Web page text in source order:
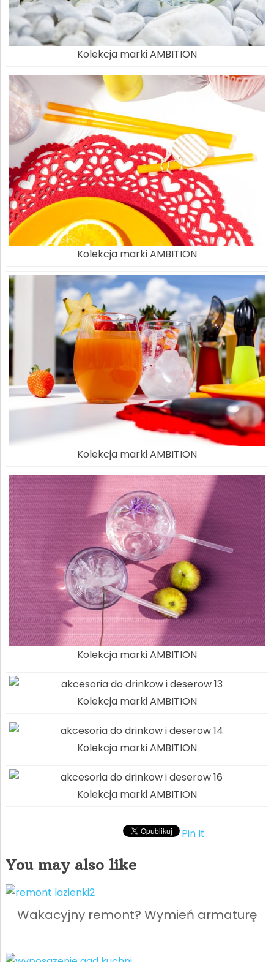
Kolekcja marki AMBITION
Kolekcja marki AMBITION
Kolekcja marki AMBITION
Kolekcja marki AMBITION
Kolekcja marki AMBITION
Kolekcja marki AMBITION
Kolekcja marki AMBITION
Pin It
You may also like
Wakacyjny remont? Wymień armaturę